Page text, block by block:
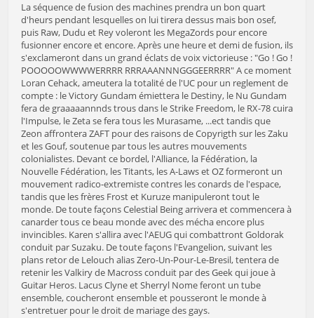
La séquence de fusion des machines prendra un bon quart
d'heurs pendant lesquelles on lui tirera dessus mais bon osef,
puis Raw, Dudu et Rey voleront les MegaZords pour encore
fusionner encore et encore. Après une heure et demi de fusion, ils
s'exclameront dans un grand éclats de voix victorieuse : "Go ! Go !
POOOOOWWWWERRRR RRRAAANNNGGGEERRRR" A ce moment
Loran Cehack, ameutera la totalité de l'UC pour un reglement de
compte : le Victory Gundam émiettera le Destiny, le Nu Gundam
fera de graaaaannnds trous dans le Strike Freedom, le RX-78 cuira
l'Impulse, le Zeta se fera tous les Murasame, ...ect tandis que
Zeon affrontera ZAFT pour des raisons de Copyrigth sur les Zaku
et les Gouf, soutenue par tous les autres mouvements
colonialistes. Devant ce bordel, l'Alliance, la Fédération, la
Nouvelle Fédération, les Titants, les A-Laws et OZ formeront un
mouvement radico-extremiste contres les conards de l'espace,
tandis que les frères Frost et Kuruze manipuleront tout le
monde. De toute façons Celestial Being arrivera et commencera à
canarder tous ce beau monde avec des mécha encore plus
invincibles. Karen s'allira avec l'AEUG qui combattront Goldorak
conduit par Suzaku. De toute façons l'Evangelion, suivant les
plans retor de Lelouch alias Zero-Un-Pour-Le-Bresil, tentera de
retenir les Valkiry de Macross conduit par des Geek qui joue à
Guitar Heros. Lacus Clyne et Sherryl Nome feront un tube
ensemble, coucheront ensemble et pousseront le monde à
s'entretuer pour le droit de mariage des gays.